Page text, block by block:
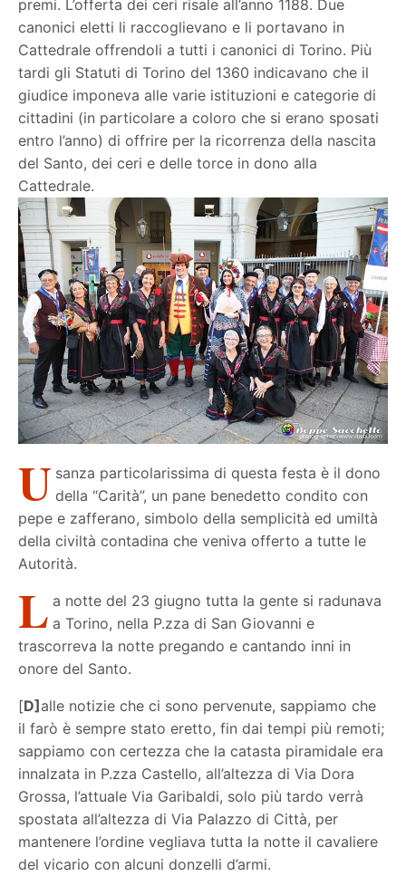
premi. L’offerta dei ceri risale all’anno 1188. Due
canonici eletti li raccoglievano e li portavano in
Cattedrale offrendoli a tutti i canonici di Torino. Più
tardi gli Statuti di Torino del 1360 indicavano che il
giudice imponeva alle varie istituzioni e categorie di
cittadini (in particolare a coloro che si erano sposati
entro l’anno) di offrire per la ricorrenza della nascita
del Santo, dei ceri e delle torce in dono alla
Cattedrale.
U sanza particolarissima di questa festa è il dono
della “Carità”, un pane benedetto condito con
pepe e zafferano, simbolo della semplicità ed umiltà
della civiltà contadina che veniva offerto a tutte le
Autorità.
L a notte del 23 giugno tutta la gente si radunava
a Torino, nella P.zza di San Giovanni e
trascorreva la notte pregando e cantando inni in
onore del Santo.
[D]alle notizie che ci sono pervenute, sappiamo che
il farò è sempre stato eretto, fin dai tempi più remoti;
sappiamo con certezza che la catasta piramidale era
innalzata in P.zza Castello, all’altezza di Via Dora
Grossa, l’attuale Via Garibaldi, solo più tardo verrà
spostata all’altezza di Via Palazzo di Città, per
mantenere l’ordine vegliava tutta la notte il cavaliere
del vicario con alcuni donzelli d’armi.